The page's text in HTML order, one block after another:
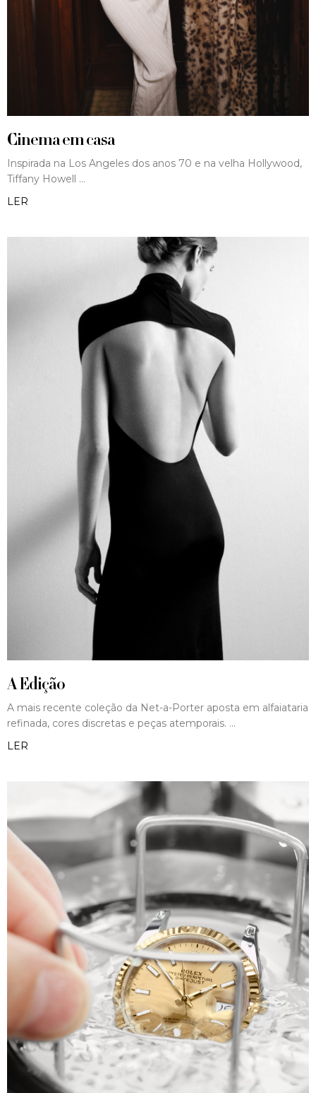
Cinema em casa
Inspirada na Los Angeles dos anos 70 e na velha Hollywood,
Tiffany Howell
LER
A Edição
A mais recente coleção da Net-a-Porter aposta em alfaiataria
refinada, cores discretas e peças atemporais.
LER